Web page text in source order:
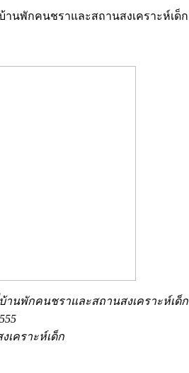
นพักคนชราและสถานสงเคราะห์เด็ก
นพักคนชราและสถานสงเคราะห์เด็ก
คราะห์เด็ก